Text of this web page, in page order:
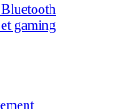
gaming